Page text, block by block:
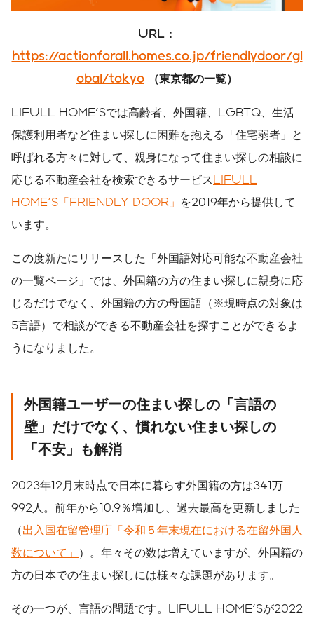
URL ：
https://actionforall.homes.co.jp/friendlydoor/gl
obal/tokyo
（東京都の一覧）
LIFULL HOME'Sでは高齢者、外国籍、LGBTQ、生活
保護利用者など住まい探しに困難を抱える「住宅弱者」と
呼ばれる方々に対して、親身になって住まい探しの相談に
応じる不動産会社を検索できるサービスLIFULL
HOME'S「FRIENDLY DOOR」 を2019年から提供して
います。
この度新たにリリースした「外国語対応可能な不動産会社
の一覧ページ」では、外国籍の方の住まい探しに親身に応
じるだけでなく、外国籍の方の母国語（※現時点の対象は
5言語）で相談ができる不動産会社を探すことができるよ
うになりました。
外国籍ユーザーの住まい探しの「言語の
壁」だけでなく、慣れない住まい探しの
「不安」も解消
2023年12月末時点で日本に暮らす外国籍の方は341万
992人。前年から10.9％増加し、過去最高を更新しました
（出入国在留管理庁「令和５年末現在における在留外国人
数について」 ）。年々その数は増えていますが、外国籍の
方の日本での住まい探しには様々な課題があります。
その一つが、言語の問題です。LIFULL HOME'Sが2022